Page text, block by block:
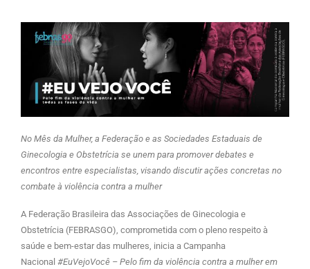
No Mês da Mulher, a Federação e as Sociedades Estaduais de
Ginecologia e Obstetrícia se unem para promover debates e
encontros entre especialistas, visando discutir ações concretas no
combate à violência contra a mulher
A Federação Brasileira das Associações de Ginecologia e
Obstetrícia (FEBRASGO), comprometida com o pleno respeito à
saúde e bem-estar das mulheres, inicia a Campanha
Nacional #EuVejoVocê – Pelo fim da violência contra a mulher em